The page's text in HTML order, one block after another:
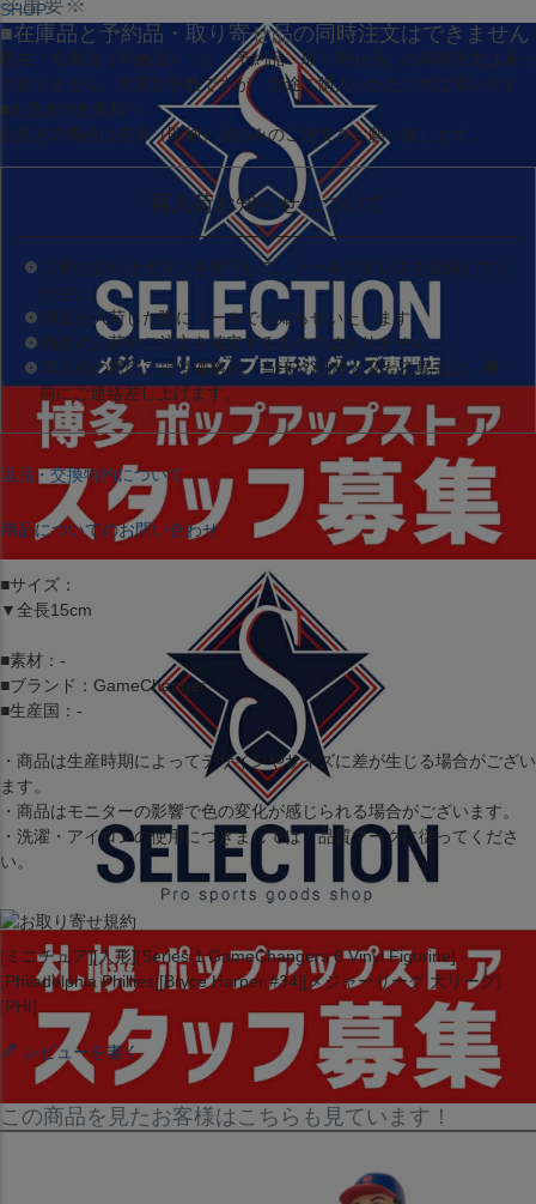
SHOP
■在庫品と予約品・取り寄せ品の同時注文はできません
現在 「在庫品（即納品）」 と 「予約品・取り寄せ品」 の同時注文は承っ
ておりません。大変お手数ですが、別途ご購入いただければ幸いです。
■お急ぎのお客様へ
お急ぎの場合は 在庫（即納）品のみのご注文をお願い致します。
再入荷お知らせについて
入荷お知らせボタンを押下して、メールアドレスを登録してく
ださい。
商品が入荷した際にメールでお知らせいたします。
商品の入荷やご注文を確定するものではありません。
再入荷の際のご提供価格が、当HPの価格と変わる場合は、事
前にご連絡差し上げます。
返品・交換特約について
商品についてのお問い合わせ
■サイズ：
▼全長15cm
■素材：-
■ブランド：GameChanger
■生産国：-
・商品は生産時期によってデザインやサイズに差が生じる場合がござい
ます。
・商品はモニターの影響で色の変化が感じられる場合がございます。
・洗濯・アイロンの使用につきましては、品質マークに従ってくださ
い。
[ミニチュア][人形][Series 1 GameChangers 6 Vinyl Figurine]
[Philadelphia Phillies][Bryce Harper #34][メジャーリーグ 大リーグ]
[PHI]
レビューを書く
この商品を見たお客様はこちらも見ています！